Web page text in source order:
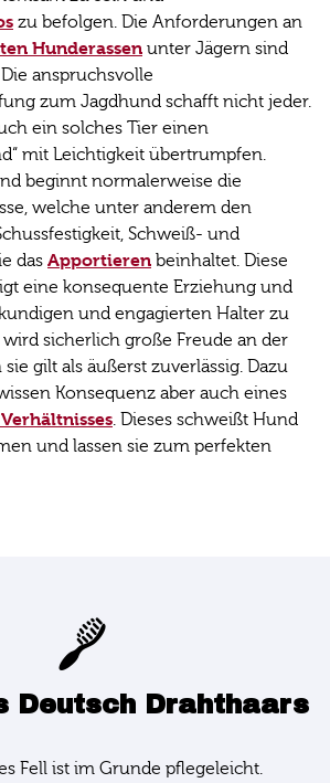
zu befolgen. Die Anforderungen an
Hunderassen unter Jägern sind
anspruchsvolle
zum Jagdhund schafft nicht jeder.
ein solches Tier einen
mit Leichtigkeit übertrumpfen.
beginnt normalerweise die
welche unter anderem den
Schweiß- und
das Apportieren beinhaltet. Diese
eine konsequente Erziehung und
und engagierten Halter zu
sicherlich große Freude an der
sie gilt als äußerst zuverlässig. Dazu
Konsequenz aber auch eines
. Dieses schweißt Hund
und lassen sie zum perfekten
Deutsch Drahthaars
Fell ist im Grunde pflegeleicht.